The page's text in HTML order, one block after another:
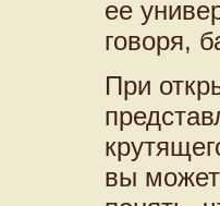
ее
говоря,
При
вы